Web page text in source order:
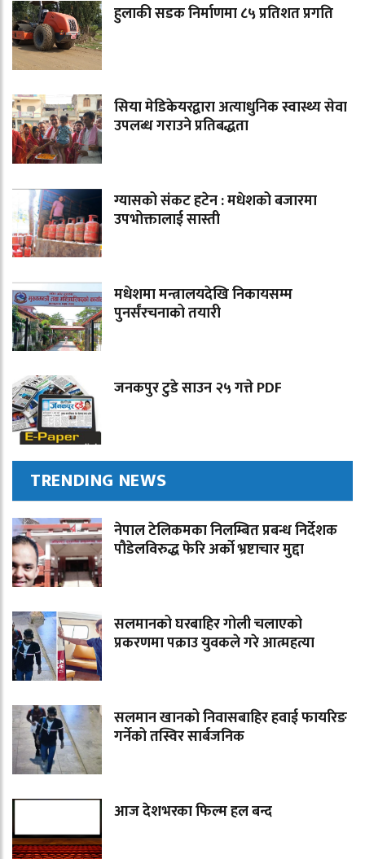
हुलाकी सडक निर्माणमा ८५ प्रतिशत प्रगति
सिया मेडिकेयरद्वारा अत्याधुनिक स्वास्थ्य सेवा
उपलब्ध गराउने प्रतिबद्धता
ग्यासको संकट हटेन : मधेशको बजारमा
उपभोक्तालाई सास्ती
मधेशमा मन्त्रालयदेखि निकायसम्म
पुनर्संरचनाको तयारी
जनकपुर टुडे साउन २५ गत्ते PDF
TRENDING NEWS
नेपाल टेलिकमका निलम्बित प्रबन्ध निर्देशक
पौडेलविरुद्ध फेरि अर्को भ्रष्टाचार मुद्दा
सलमानको घरबाहिर गोली चलाएको
प्रकरणमा पक्राउ युवकले गरे आत्महत्या
सलमान खानको निवासबाहिर हवाई फायरिङ
गर्नेको तस्विर सार्बजनिक
आज देशभरका फिल्म हल बन्द